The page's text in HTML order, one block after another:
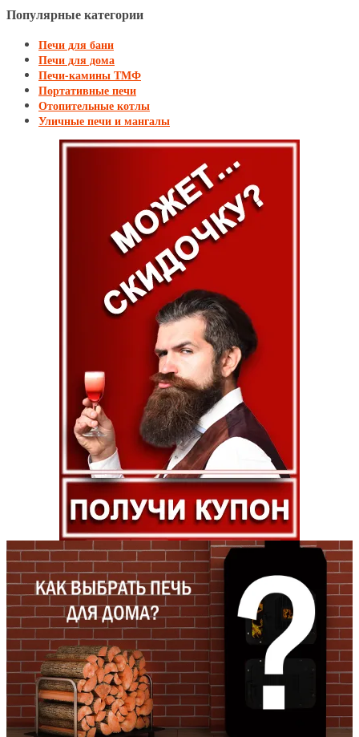
Популярные категории
Печи для бани
Печи для дома
Печи-камины ТМФ
Портативные печи
Отопительные котлы
Уличные печи и мангалы